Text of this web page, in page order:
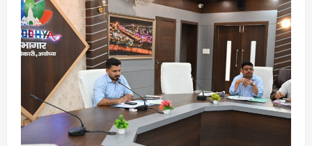
a
t
i